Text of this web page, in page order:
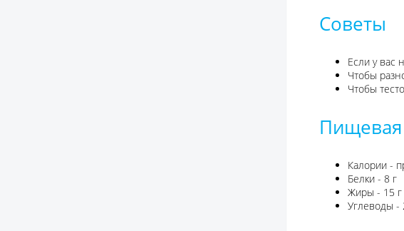
Советы
Если у вас
Чтобы
Чтобы
Пищевая
Калории -
Белки - 8 г
Жиры - 15 г
Углеводы -